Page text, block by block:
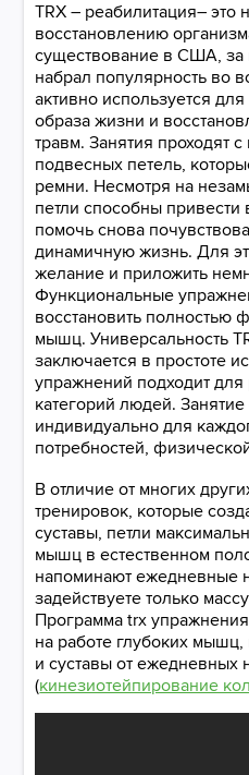
TRX – реабилитация– это
восстановлению
существование в США, за
набрал популярность во
активно используется
образа жизни и
травм. Занятия проходят
подвесных петель,
ремни. Несмотря на
петли способны
помочь снова
динамичную жизнь. Для
желание и приложить
Функциональные
восстановить полностью
мышц. Универсальность
заключается в простоте
упражнений подходит
категорий людей.
индивидуально для
потребностей,
В отличие от многих
тренировок, которые
суставы, петли
мышц в естественном
напоминают ежедневные
задействуете только
Программа trx
на работе глубоких
и суставы от ежедневных
(кинезиотейпирование